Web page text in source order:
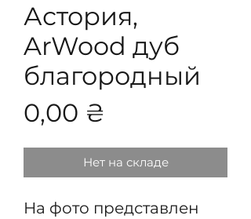
Астория,
ArWood дуб
благородный
0,00 ₴
Нет на складе
На фото представлен